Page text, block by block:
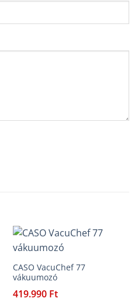
CASO VacuChef 77
vákuumozó
419.990 Ft